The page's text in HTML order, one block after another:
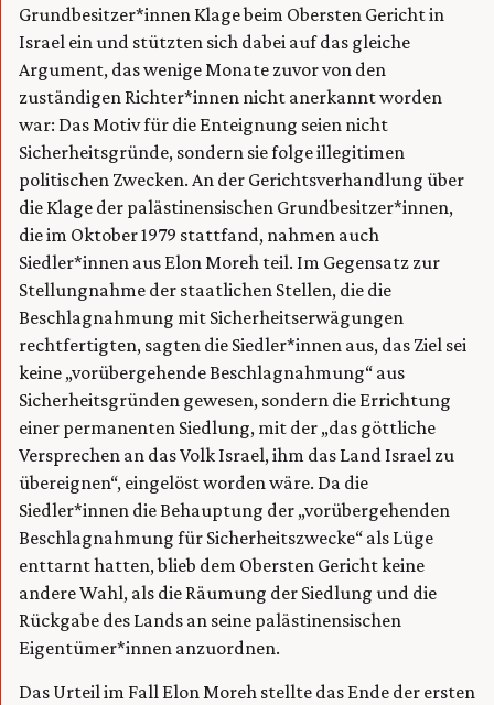
Grundbesitzer*innen Klage beim Obersten Gericht in
Israel ein und stützten sich dabei auf das gleiche
Argument, das wenige Monate zuvor von den
zuständigen Richter*innen nicht anerkannt worden
war: Das Motiv für die Enteignung seien nicht
Sicherheitsgründe, sondern sie folge illegitimen
politischen Zwecken. An der Gerichtsverhandlung über
die Klage der palästinensischen Grundbesitzer*innen,
die im Oktober 1979 stattfand, nahmen auch
Siedler*innen aus Elon Moreh teil. Im Gegensatz zur
Stellungnahme der staatlichen Stellen, die die
Beschlagnahmung mit Sicherheitserwägungen
rechtfertigten, sagten die Siedler*innen aus, das Ziel sei
keine „vorübergehende Beschlagnahmung“ aus
Sicherheitsgründen gewesen, sondern die Errichtung
einer permanenten Siedlung, mit der „das göttliche
Versprechen an das Volk Israel, ihm das Land Israel zu
übereignen“, eingelöst worden wäre. Da die
Siedler*innen die Behauptung der „vorübergehenden
Beschlagnahmung für Sicherheitszwecke“ als Lüge
enttarnt hatten, blieb dem Obersten Gericht keine
andere Wahl, als die Räumung der Siedlung und die
Rückgabe des Lands an seine palästinensischen
Eigentümer*innen anzuordnen.
Das Urteil im Fall Elon Moreh stellte das Ende der ersten